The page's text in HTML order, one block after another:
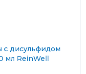
с дисульфидом
мл ReinWell